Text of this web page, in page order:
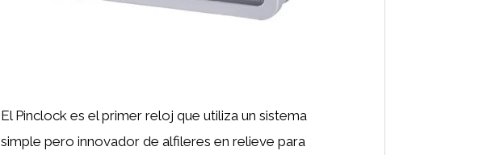
El Pinclock es el primer reloj que utiliza un sistema
simple pero innovador de alfileres en relieve para